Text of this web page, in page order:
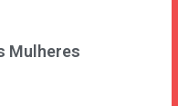
Mulheres